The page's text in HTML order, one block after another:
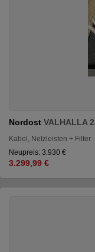
Nordost VALHALLA
Kabel, Netzleisten + Filter
Neupreis: 3.930 €
3.299,99 €